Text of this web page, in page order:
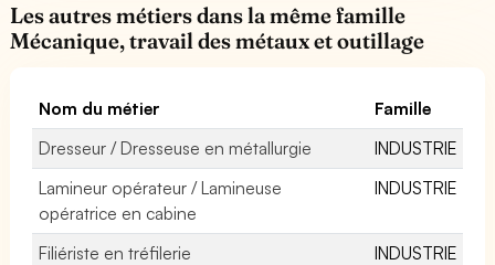
Les autres métiers dans la même famille
Mécanique, travail des métaux et outillage
Nom du métier
Famille
Dresseur / Dresseuse en métallurgie
INDUSTRIE
Lamineur opérateur / Lamineuse
opératrice en cabine
INDUSTRIE
Filiériste en tréfilerie
INDUSTRIE